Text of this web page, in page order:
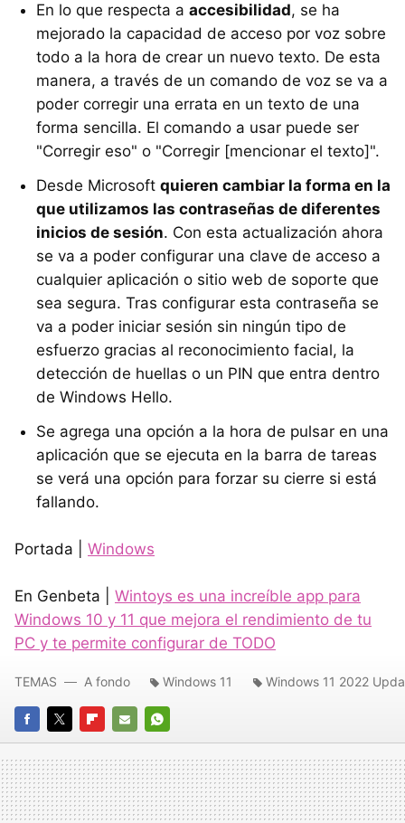
En lo que respecta a accesibilidad, se ha
mejorado la capacidad de acceso por voz sobre
todo a la hora de crear un nuevo texto. De esta
manera, a través de un comando de voz se va a
poder corregir una errata en un texto de una
forma sencilla. El comando a usar puede ser
"Corregir eso" o "Corregir [mencionar el texto]".
Desde Microsoft quieren cambiar la forma en la
que utilizamos las contraseñas de diferentes
inicios de sesión. Con esta actualización ahora
se va a poder configurar una clave de acceso a
cualquier aplicación o sitio web de soporte que
sea segura. Tras configurar esta contraseña se
va a poder iniciar sesión sin ningún tipo de
esfuerzo gracias al reconocimiento facial, la
detección de huellas o un PIN que entra dentro
de Windows Hello.
Se agrega una opción a la hora de pulsar en una
aplicación que se ejecuta en la barra de tareas
se verá una opción para forzar su cierre si está
fallando.
Portada | Windows
En Genbeta | Wintoys es una increíble app para
Windows 10 y 11 que mejora el rendimiento de tu
PC y te permite configurar de TODO
FACEBOOK
TWITTERFLIPBOARD
E-
MAIL
WHATSAPP
TEMAS A fondo Windows 11 Windows 11 2022